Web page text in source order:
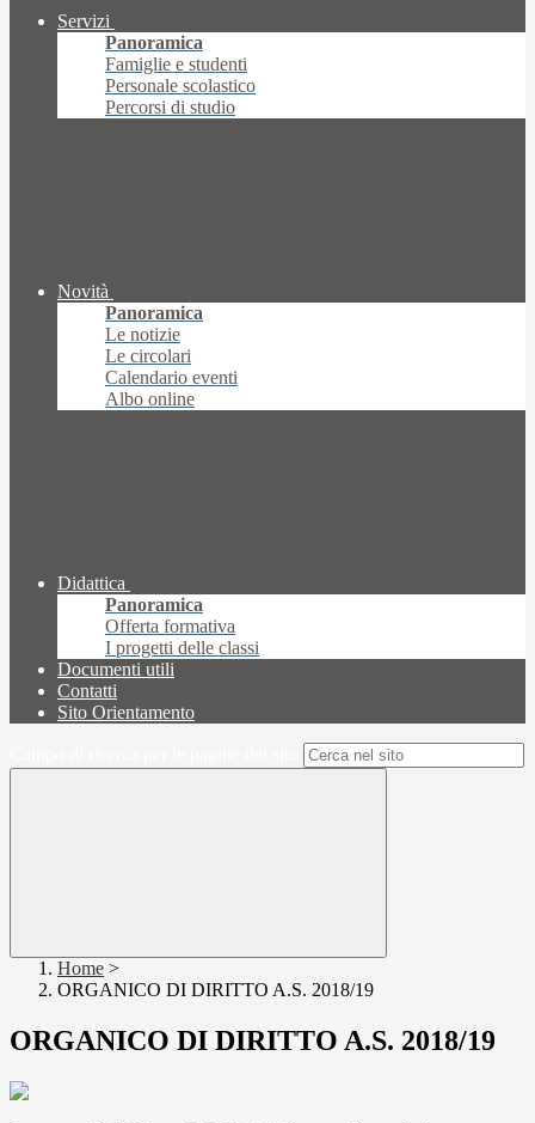
Servizi
Panoramica
Famiglie e studenti
Personale scolastico
Percorsi di studio
Novità
Panoramica
Le notizie
Le circolari
Calendario eventi
Albo online
Didattica
Panoramica
Offerta formativa
I progetti delle classi
Documenti utili
Contatti
Sito Orientamento
Home >
ORGANICO DI DIRITTO A.S. 2018/19
ORGANICO DI DIRITTO A.S. 2018/19